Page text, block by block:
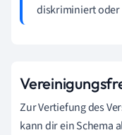
diskriminiert
Zur Vertiefung des
kann dir ein Schema